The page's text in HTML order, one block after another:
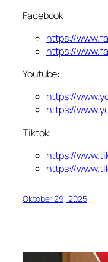
Facebook:
https://
https://
Youtube:
https://
https://
Tiktok:
https://
https://
Oktober 29, 2025